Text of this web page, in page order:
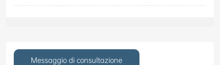
Messaggio di consultazione